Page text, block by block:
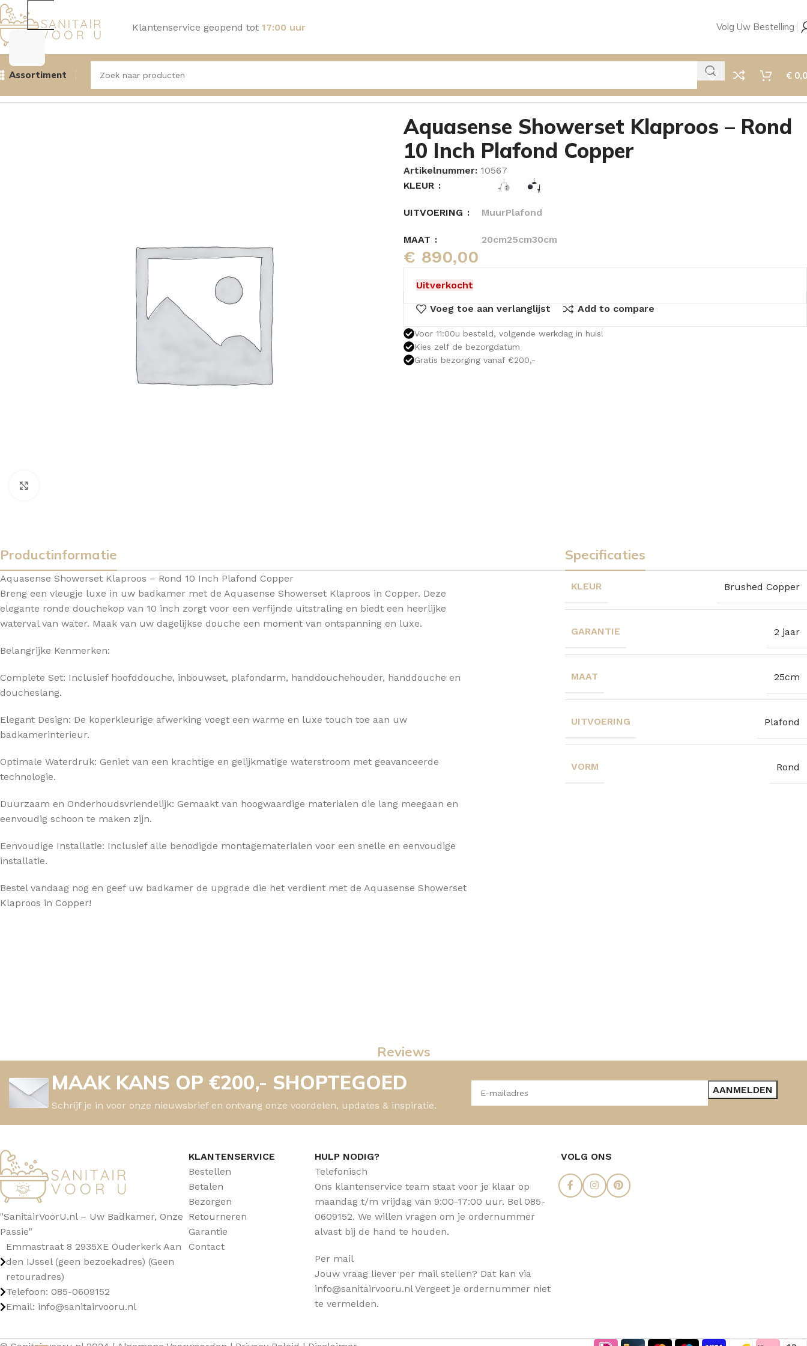
Klantenservice geopend tot 17:00 uur Volg Uw Bestelling
Assortiment
TOPBLADEN
€
Douchesystemen, Douchekranen Aquasense Showerset Klaproos – Rond 10 Inch Plafond Copper
Aquasense Showerset Klaproos – Rond
10 Inch Plafond Copper
Artikelnummer: 10567
KLEUR
UITVOERING MuurPlafond
MAAT 20cm25cm30cm
€ 890,00
Uitverkocht
Voeg toe aan verlanglijst Add to compare
Voor 11:00u besteld, volgende werkdag in huis!
Kies zelf de bezorgdatum
Gratis bezorging vanaf €200,-
Productinformatie
Aquasense Showerset Klaproos – Rond 10 Inch Plafond Copper
Breng een vleugje luxe in uw badkamer met de Aquasense Showerset Klaproos in Copper. Deze
elegante ronde douchekop van 10 inch zorgt voor een verfijnde uitstraling en biedt een heerlijke
waterval van water. Maak van uw dagelijkse douche een moment van ontspanning en luxe.
Belangrijke Kenmerken:
Complete Set: Inclusief hoofddouche, inbouwset, plafondarm, handdouchehouder, handdouche en
doucheslang.
Elegant Design: De koperkleurige afwerking voegt een warme en luxe touch toe aan uw
badkamerinterieur.
Optimale Waterdruk: Geniet van een krachtige en gelijkmatige waterstroom met geavanceerde
technologie.
Duurzaam en Onderhoudsvriendelijk: Gemaakt van hoogwaardige materialen die lang meegaan en
eenvoudig schoon te maken zijn.
Eenvoudige Installatie: Inclusief alle benodigde montagematerialen voor een snelle en eenvoudige
installatie.
Bestel vandaag nog en geef uw badkamer de upgrade die het verdient met de Aquasense Showerset
Klaproos in Copper!
Specificaties
KLEUR Brushed Copper
GARANTIE 2 jaar
MAAT 25cm
UITVOERING Plafond
VORM Rond
Reviews
MAAK KANS OP €200,- SHOPTEGOED
Schrijf je in voor onze nieuwsbrief en ontvang onze voordelen, updates & inspiratie.
"SanitairVoorU.nl – Uw Badkamer, Onze
Passie"
Emmastraat 8 2935XE Ouderkerk Aan
den IJssel (geen bezoekadres) (Geen
retouradres)
Telefoon: 085-0609152
Email: info@sanitairvooru.nl
KLANTENSERVICE
Bestellen
Betalen
Bezorgen
Retourneren
Garantie
Contact
HULP NODIG?
Telefonisch
Ons klantenservice team staat voor je klaar op
maandag t/m vrijdag van 9:00-17:00 uur. Bel 085-
0609152. We willen vragen om je ordernummer
alvast bij de hand te houden.
Per mail
Jouw vraag liever per mail stellen? Dat kan via
info@sanitairvooru.nl Vergeet je ordernummer niet
te vermelden.
VOLG ONS